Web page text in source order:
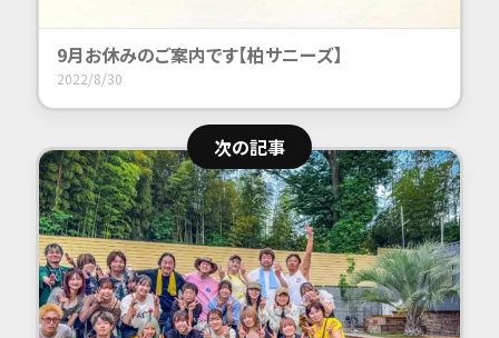
9月お休みのご案内です【柏サニーズ】
2022/8/30
次の記事